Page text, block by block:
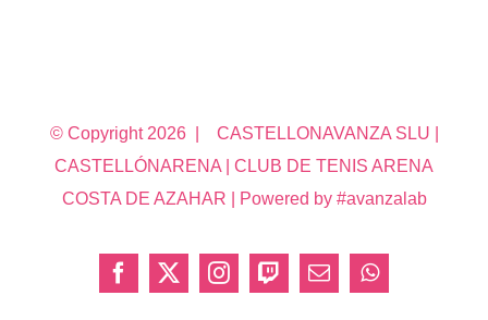
© Copyright 2026 | CASTELLONAVANZA SLU |
CASTELLÓNARENA | CLUB DE TENIS ARENA
COSTA DE AZAHAR | Powered by #avanzalab
Facebook
X InstagramTwitchCorreoWhatsApp